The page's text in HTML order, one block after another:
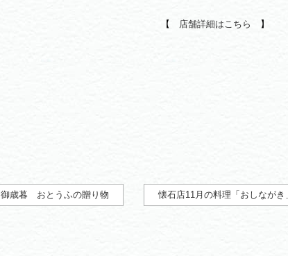
【 店舗詳細はこちら 】
御歳暮 おとうふの贈り物 懐石店11月の料理「おしなが